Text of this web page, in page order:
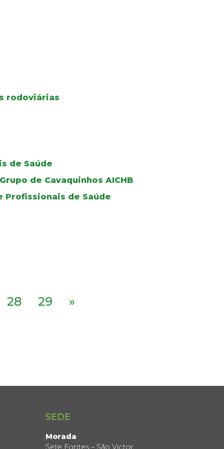
rodoviárias
de Saúde
de Cavaquinhos AICHB
Profissionais de Saúde
28 29 »
SEDE
Morada
Sete Fontes – São Victor